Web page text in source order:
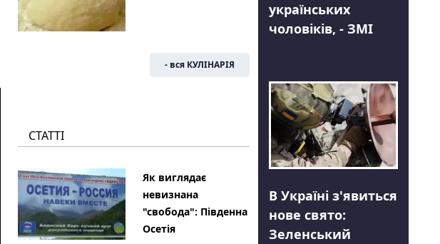
- вся КУЛІНАРІЯ
СТАТТІ
Як виглядає
невизнана
"свобода": Південна
Осетія
українських
чоловіків, - ЗМІ
В Україні з'явиться
нове свято:
Зеленський